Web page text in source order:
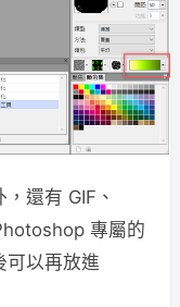
還有 GIF、
專屬的
可以再放進